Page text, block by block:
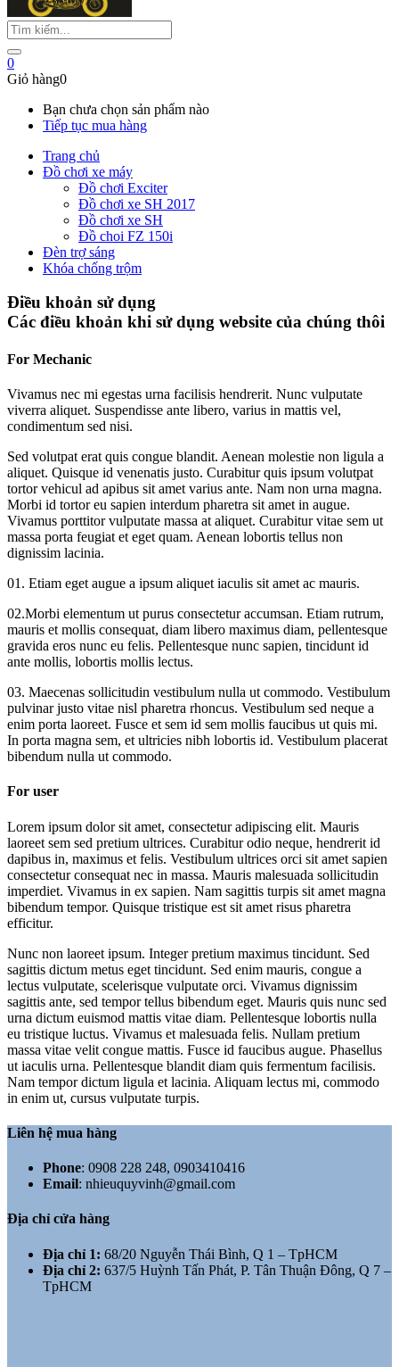
0
Giỏ hàng0
Bạn chưa chọn sản phẩm nào
Tiếp tục mua hàng
Trang chủ
Đồ chơi xe máy
Đồ chơi Exciter
Đồ chơi xe SH 2017
Đồ chơi xe SH
Đồ choi FZ 150i
Đèn trợ sáng
Khóa chống trộm
Điều khoản sử dụng
Các điều khoản khi sử dụng website của chúng thôi
For Mechanic
Vivamus nec mi egestas urna facilisis hendrerit. Nunc vulputate
viverra aliquet. Suspendisse ante libero, varius in mattis vel,
condimentum sed nisi.
Sed volutpat erat quis congue blandit. Aenean molestie non ligula a
aliquet. Quisque id venenatis justo. Curabitur quis ipsum volutpat
tortor vehicul ad apibus sit amet varius ante. Nam non urna magna.
Morbi id tortor eu sapien interdum pharetra sit amet in augue.
Vivamus porttitor vulputate massa at aliquet. Curabitur vitae sem ut
massa porta feugiat et eget quam. Aenean lobortis tellus non
dignissim lacinia.
01. Etiam eget augue a ipsum aliquet iaculis sit amet ac mauris.
02.Morbi elementum ut purus consectetur accumsan. Etiam rutrum,
mauris et mollis consequat, diam libero maximus diam, pellentesque
gravida eros nunc eu felis. Pellentesque nunc sapien, tincidunt id
ante mollis, lobortis mollis lectus.
03. Maecenas sollicitudin vestibulum nulla ut commodo. Vestibulum
pulvinar justo vitae nisl pharetra rhoncus. Vestibulum sed neque a
enim porta laoreet. Fusce et sem id sem mollis faucibus ut quis mi.
In porta magna sem, et ultricies nibh lobortis id. Vestibulum placerat
bibendum nulla ut commodo.
For user
Lorem ipsum dolor sit amet, consectetur adipiscing elit. Mauris
laoreet sem sed pretium ultrices. Curabitur odio neque, hendrerit id
dapibus in, maximus et felis. Vestibulum ultrices orci sit amet sapien
consectetur consequat nec in massa. Mauris malesuada sollicitudin
imperdiet. Vivamus in ex sapien. Nam sagittis turpis sit amet magna
bibendum tempor. Quisque tristique est sit amet risus pharetra
efficitur.
Nunc non laoreet ipsum. Integer pretium maximus tincidunt. Sed
sagittis dictum metus eget tincidunt. Sed enim mauris, congue a
lectus vulputate, scelerisque vulputate orci. Vivamus dignissim
sagittis ante, sed tempor tellus bibendum eget. Mauris quis nunc sed
urna dictum euismod mattis vitae diam. Pellentesque lobortis nulla
eu tristique luctus. Vivamus et malesuada felis. Nullam pretium
massa vitae velit congue mattis. Fusce id faucibus augue. Phasellus
ut iaculis urna. Pellentesque blandit diam quis fermentum facilisis.
Nam tempor dictum ligula et lacinia. Aliquam lectus mi, commodo
in enim ut, cursus vulputate turpis.
Liên hệ mua hàng
Phone: 0908 228 248, 0903410416
Email: nhieuquyvinh@gmail.com
Địa chỉ cửa hàng
Địa chỉ 1: 68/20 Nguyễn Thái Bình, Q 1 – TpHCM
Địa chỉ 2: 637/5 Huỳnh Tấn Phát, P. Tân Thuận Đông, Q 7 –
TpHCM